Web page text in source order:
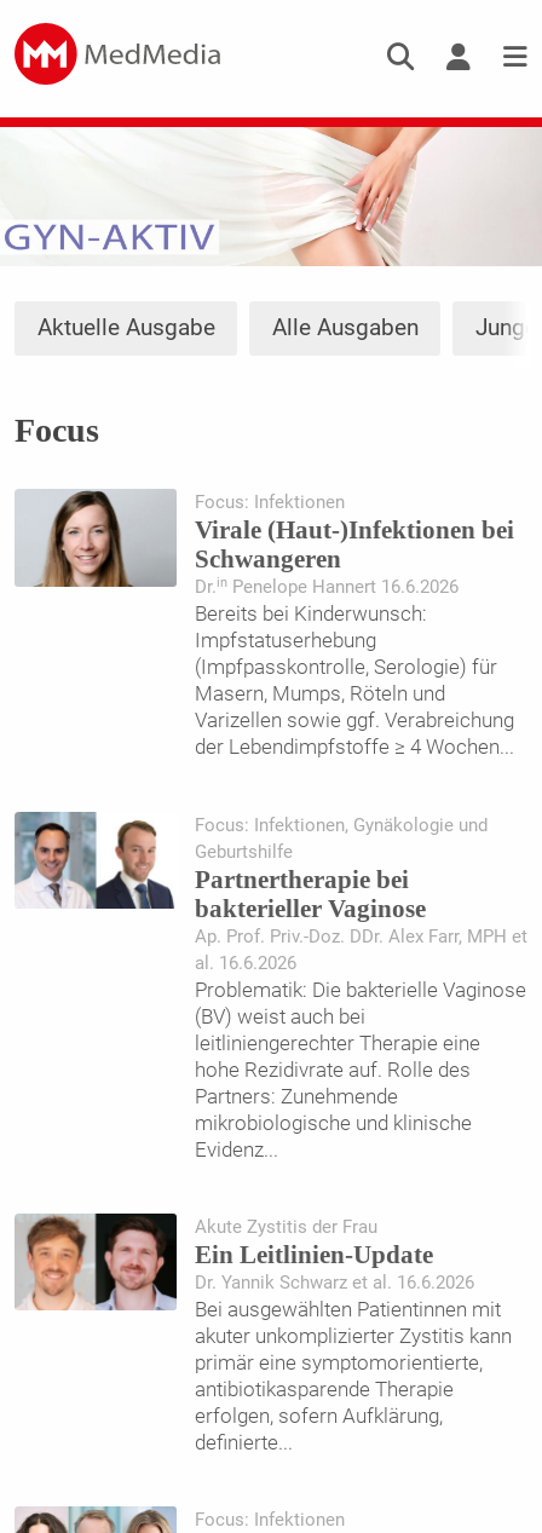
Aktuelle Ausgabe Alle Ausgaben Junge
Focus
Focus: Infektionen
Virale (Haut-)Infektionen bei
Schwangeren
Dr.inPenelope Hannert 16.6.2026
Bereits bei Kinderwunsch:
Impfstatuserhebung
(Impfpasskontrolle, Serologie) für
Masern, Mumps, Röteln und
Varizellen sowie ggf. Verabreichung
der Lebendimpfstoffe ≥ 4 Wochen...
Focus: Infektionen, Gynäkologie und
Geburtshilfe
Partnertherapie bei
bakterieller Vaginose
Ap. Prof. Priv.-Doz. DDr. Alex Farr, MPH et
al. 16.6.2026
Problematik: Die bakterielle Vaginose
(BV) weist auch bei
leitliniengerechter Therapie eine
hohe Rezidivrate auf. Rolle des
Partners: Zunehmende
mikrobiologische und klinische
Evidenz...
Akute Zystitis der Frau
Ein Leitlinien-Update
Dr. Yannik Schwarz et al. 16.6.2026
Bei ausgewählten Patientinnen mit
akuter unkomplizierter Zystitis kann
primär eine symptomorientierte,
antibiotikasparende Therapie
erfolgen, sofern Aufklärung,
definierte...
Focus: Infektionen